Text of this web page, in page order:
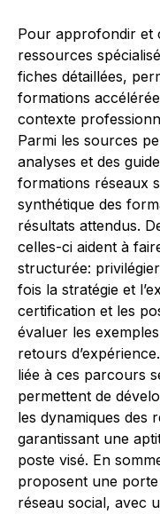
Pour approfondir et
ressources
fiches détaillées,
formations
contexte
Parmi les sources
analyses et des
formations réseaux
synthétique des
résultats attendus.
celles-ci aident à
structurée:
fois la stratégie et
certification et les
évaluer les
retours
liée à ces parcours
permettent de
les dynamiques des
garantissant une
poste visé. En
proposent une porte
réseau social, avec